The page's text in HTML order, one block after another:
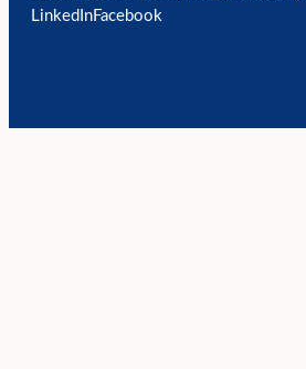
LinkedInFacebook